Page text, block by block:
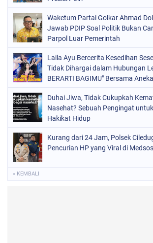
Waketum Partai Golkar Ahmad
Jawab PDIP Soal Politik Bukan
Parpol Luar Pemerintah
Laila Ayu Bercerita Kesedihan
Tidak Dihargai dalam Hubungan
BERARTI BAGIMU" Bersama
Duhai Jiwa, Tidak Cukupkah
Nasehat? Sebuah Pengingat
Hakikat Hidup
Kurang dari 24 Jam, Polsek
Pencurian HP yang Viral di Medsos
« KEMBALI